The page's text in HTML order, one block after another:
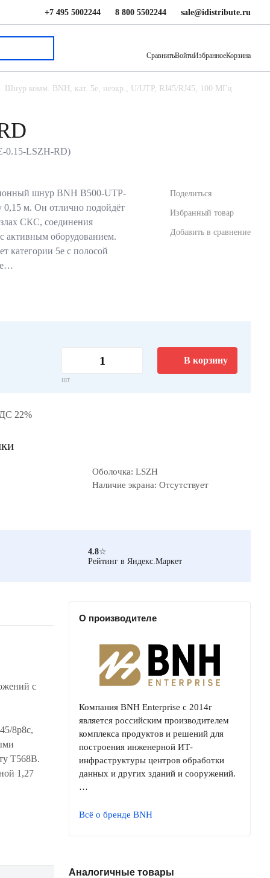
+7 495 5002244 8 800 5502244 sale@idistribute.ru
СравнитьВойтиИзбранноеКорзина
Шнур комм. BNH, кат. 5е, неэкр., U/UTP, RJ45/RJ45, 100 МГц
0.15-LSZH-RD)
шнур BNH B500-UTP-
м. Он отлично подойдёт
СКС, соединения
активным оборудованием.
категории 5e с полосой
Поделиться
Избранный товар
Добавить в сравнение
шт
В корзину
22%
Оболочка: LSZH
Наличие экрана: Отсутствует
4.8☆
Рейтинг в Яндекс.Маркет
с
8p8c,
T568B.
1,27
О производителе
Компания BNH Enterprise с 2014г
является российским производителем
комплекса продуктов и решений для
построения инженерной ИТ-
инфраструктуры центров обработки
данных и других зданий и сооружений.
…
Всё о бренде BNH
Аналогичные товары